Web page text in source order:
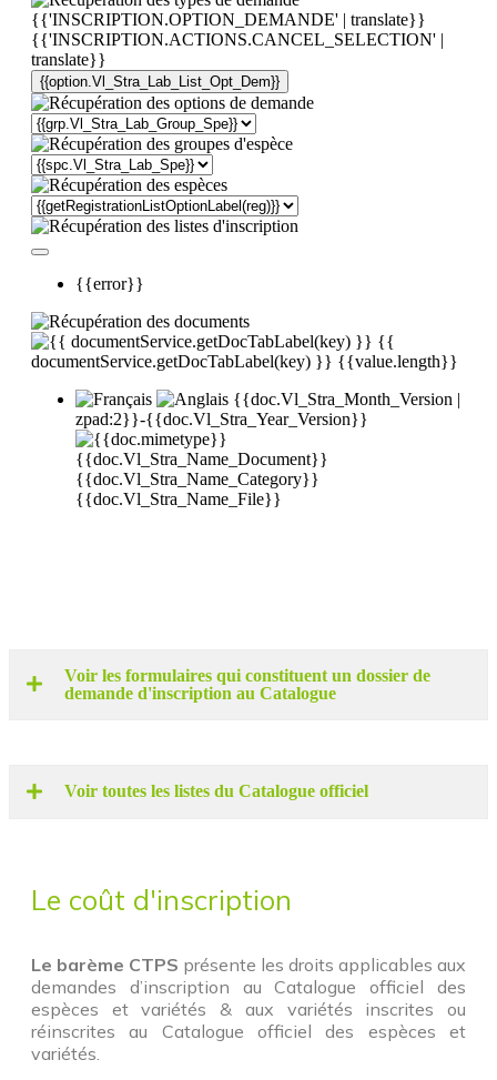
{{'INSCRIPTION.OPTION_DEMANDE' | translate}}
{{'INSCRIPTION.ACTIONS.CANCEL_SELECTION' |
translate}}
{{option.Vl_Stra_Lab_List_Opt_Dem}}
{{error}}
{{
documentService.getDocTabLabel(key) }} {{value.length}}
{{doc.Vl_Stra_Month_Version |
zpad:2}}-{{doc.Vl_Stra_Year_Version}}
{{doc.Vl_Stra_Name_Document}}
{{doc.Vl_Stra_Name_Category}}
{{doc.Vl_Stra_Name_File}}
Voir les formulaires qui constituent un dossier de
demande d'inscription au Catalogue ​
Voir toutes les listes du Catalogue officiel
Le coût d'inscription
Le barème CTPS présente les droits applicables aux
demandes d’inscription au Catalogue officiel des
espèces et variétés & aux variétés inscrites ou
réinscrites au Catalogue officiel des espèces et
variétés.